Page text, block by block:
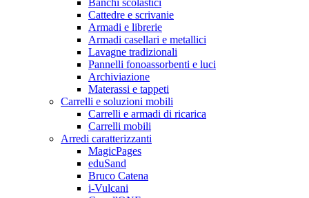
Cattedre e scrivanie
Armadi e librerie
Armadi casellari e metallici
Lavagne tradizionali
Pannelli fonoassorbenti e luci
Archiviazione
Materassi e tappeti
Carrelli e soluzioni mobili
Carrelli e armadi di ricarica
Carrelli mobili
Arredi caratterizzanti
MagicPages
eduSand
Bruco Catena
i-Vulcani